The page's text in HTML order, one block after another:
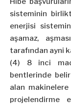
sisteminin
enerjisi
aşamaz,
tarafından ayni
(4) 8 inci
bentlerinde
alan
projelendirme